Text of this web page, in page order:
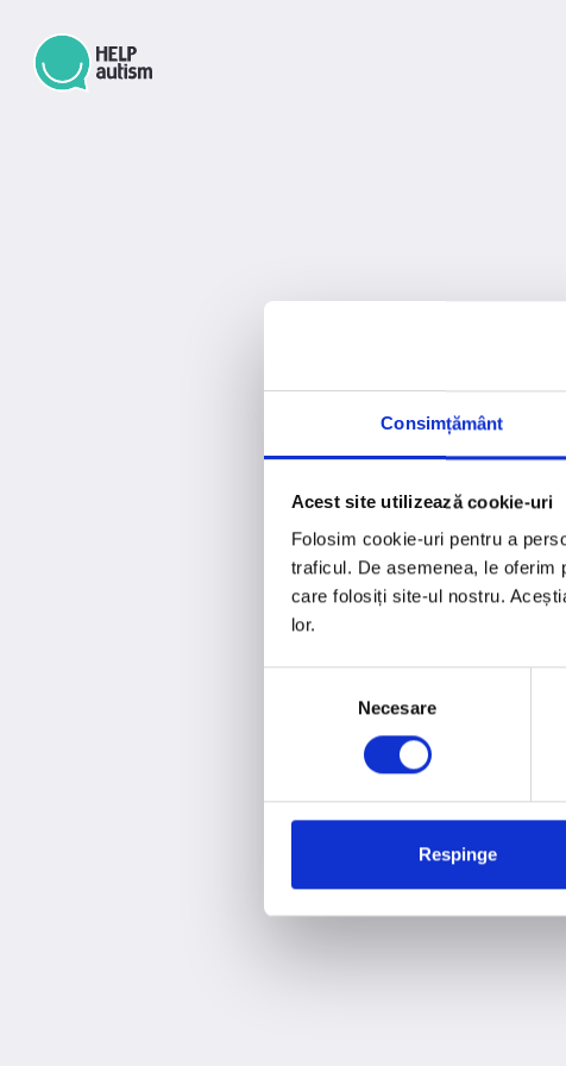
Consimțământ
Acest site utilizează cookie-uri
Folosim cookie-uri pentru a
traficul. De asemenea, le oferim
care folosiți site-ul nostru.
lor.
consimțământului
Necesare
Respinge